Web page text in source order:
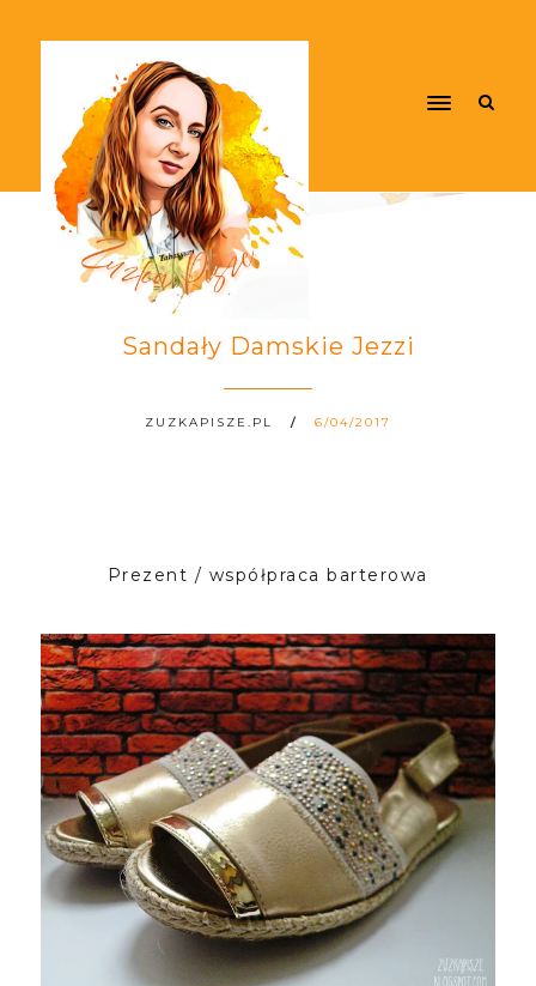
Sandały Damskie Jezzi
ZUZKAPISZE.PL 6/04/2017
Prezent / współpraca barterowa